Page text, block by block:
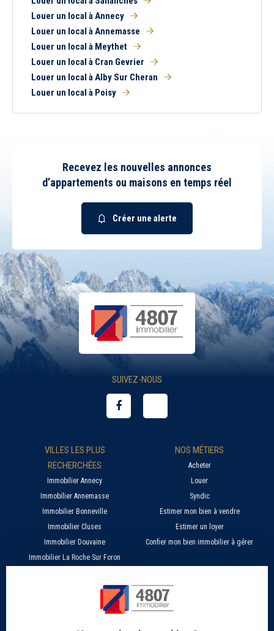
Louer un local à Annecy
Louer un local à Annemasse
Louer un local à Meythet
Louer un local à Cran Gevrier
Louer un local à Alby Sur Cheran
Louer un local à Poisy
Recevez les nouvelles annonces
d’appartements ou maisons en temps réel
Créer une alerte
SUIVEZ-NOUS
VILLES LES PLUS
RECHERCHÉES
Immobilier Annecy
Immobilier Annemasse
Immobilier Bonneville
Immobilier Cluses
Immobilier Douvaine
Immobilier La Roche Sur Foron
NOS MÉTIERS
Acheter
Louer
Syndic
Estimer mon bien à vendre
Estimer un loyer
Confier mon bien immobilier à gérer
Nos agences 4807
SERVICES EN LIGNE
Estimer mon bien immobilier en ligne
Candidature location